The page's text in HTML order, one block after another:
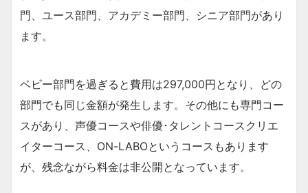
門、ユース部門、アカデミー部門、シニア部門があり
ます。
ベビー部門を過ぎると費用は297,000円となり、どの
部門でも同じ金額が発生します。その他にも専門コー
スがあり、声優コースや俳優･タレントコースクリエ
イターコース、ON-LABOというコースもあります
が、残念ながら料金は非公開となっています。